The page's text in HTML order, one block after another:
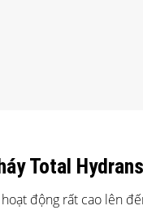
Total
động rất cao lên